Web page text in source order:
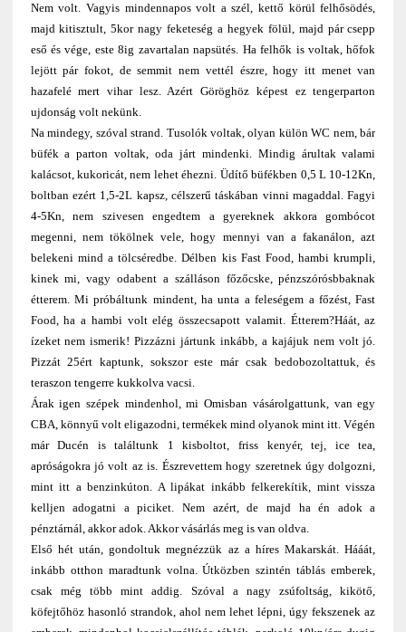
Nem volt. Vagyis mindennapos volt a szél, kettő körül felhősödés,
majd kitisztult, 5kor nagy feketeség a hegyek fölül, majd pár csepp
eső és vége, este 8ig zavartalan napsütés. Ha felhők is voltak, hőfok
lejött pár fokot, de semmit nem vettél észre, hogy itt menet van
hazafelé mert vihar lesz. Azért Göröghöz képest ez tengerparton
ujdonság volt nekünk.
Na mindegy, szóval strand. Tusolók voltak, olyan külön WC nem, bár
büfék a parton voltak, oda járt mindenki. Mindig árultak valami
kalácsot, kukoricát, nem lehet éhezni. Üdítő büfékben 0,5 L 10-12Kn,
boltban ezért 1,5-2L kapsz, célszerű táskában vinni magaddal. Fagyi
4-5Kn, nem szivesen engedtem a gyereknek akkora gombócot
megenni, nem tökölnek vele, hogy mennyi van a fakanálon, azt
belekeni mind a tölcséredbe. Délben kis Fast Food, hambi krumpli,
kinek mi, vagy odabent a szálláson főzőcske, pénzszórósbbaknak
étterem. Mi próbáltunk mindent, ha unta a feleségem a főzést, Fast
Food, ha a hambi volt elég összecsapott valamit. Étterem?Háát, az
ízeket nem ismerik! Pizzázni jártunk inkább, a kajájuk nem volt jó.
Pizzát 25ért kaptunk, sokszor este már csak bedobozoltattuk, és
teraszon tengerre kukkolva vacsi.
Árak igen szépek mindenhol, mi Omisban vásárolgattunk, van egy
CBA, könnyű volt eligazodni, termékek mind olyanok mint itt. Végén
már Ducén is találtunk 1 kisboltot, friss kenyér, tej, ice tea,
apróságokra jó volt az is. Észrevettem hogy szeretnek úgy dolgozni,
mint itt a benzinkúton. A lipákat inkább felkerekítik, mint vissza
kelljen adogatni a piciket. Nem azért, de majd ha én adok a
pénztárnál, akkor adok. Akkor vásárlás meg is van oldva.
Első hét után, gondoltuk megnézzük az a híres Makarskát. Hááát,
inkább otthon maradtunk volna. Útközben szintén táblás emberek,
csak még több mint addig. Szóval a nagy zsúfoltság, kikötő,
köfejtőhöz hasonló strandok, ahol nem lehet lépni, úgy fekszenek az